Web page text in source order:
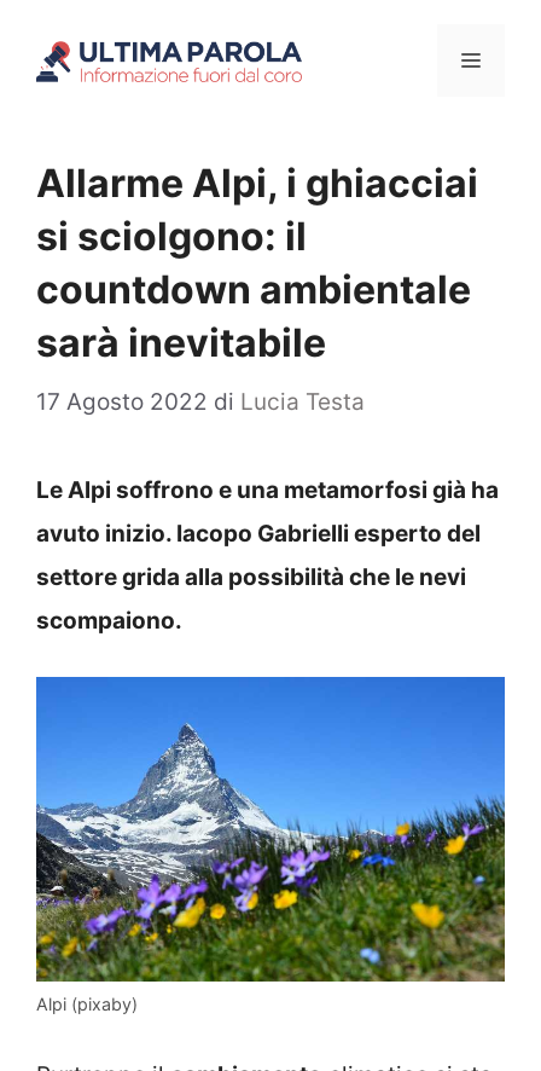
Menu
Allarme Alpi, i ghiacciai
si sciolgono: il
countdown ambientale
sarà inevitabile
17 Agosto 2022 di Lucia Testa
Le Alpi soffrono e una metamorfosi già ha
avuto inizio. Iacopo Gabrielli esperto del
settore grida alla possibilità che le nevi
scompaiono.
Alpi (pixaby)